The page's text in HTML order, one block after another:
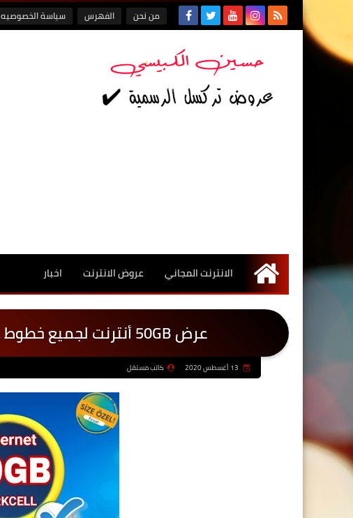
من نحن الفهرس سياسة الخصوصيه
الرئيسية
الانترنت المجاني عروض الانترنت اخبار
عرض 50GB أنترنت لجميع خطوط TURKCELLعروض تركسل 2020
كاتب مستقل